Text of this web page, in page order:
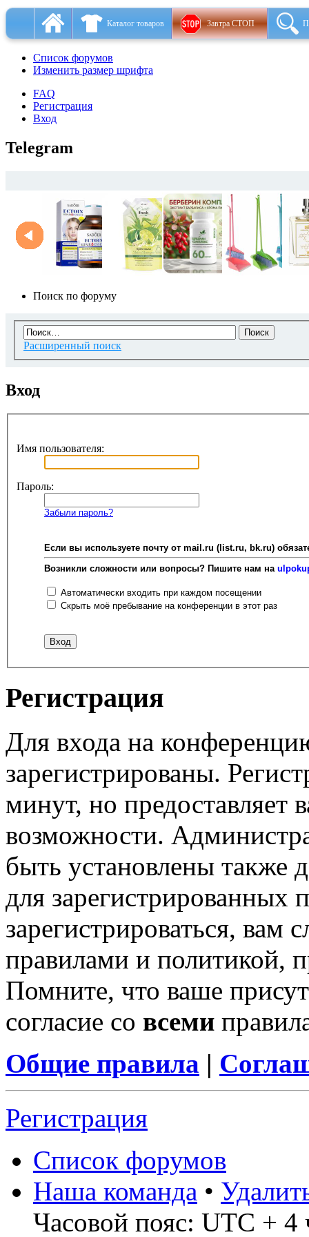
Каталог товаров Завтра СТОП
Список форумов
Изменить размер шрифта
FAQ
Регистрация
Вход
Telegram
Поиск по форуму
Расширенный поиск
Вход
Имя пользователя:
Пароль:
Забыли пароль?
Если вы используете почту от mail.ru (list.ru, bk.ru)
Возникли сложности или вопросы? Пишите нам на
Автоматически входить при каждом посещении
Скрыть моё пребывание на конференции в этот раз
Регистрация
Для входа на
зарегистрированы.
минут, но предоставляет
возможности.
быть установлены также
для зарегистрированных
зарегистрироваться, вам
правилами и политикой,
Помните, что ваше
согласие со всеми
Общие правила |
Регистрация
Список форумов
Наша команда •
Часовой пояс: UTC + 4